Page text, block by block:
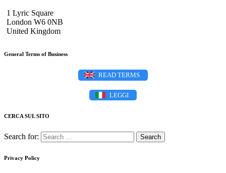
1 Lyric Square
London W6 0NB
United Kingdom
General Terms of Business
READ TERMS
LEGGI
CERCA SUL SITO
Search for:
Privacy Policy